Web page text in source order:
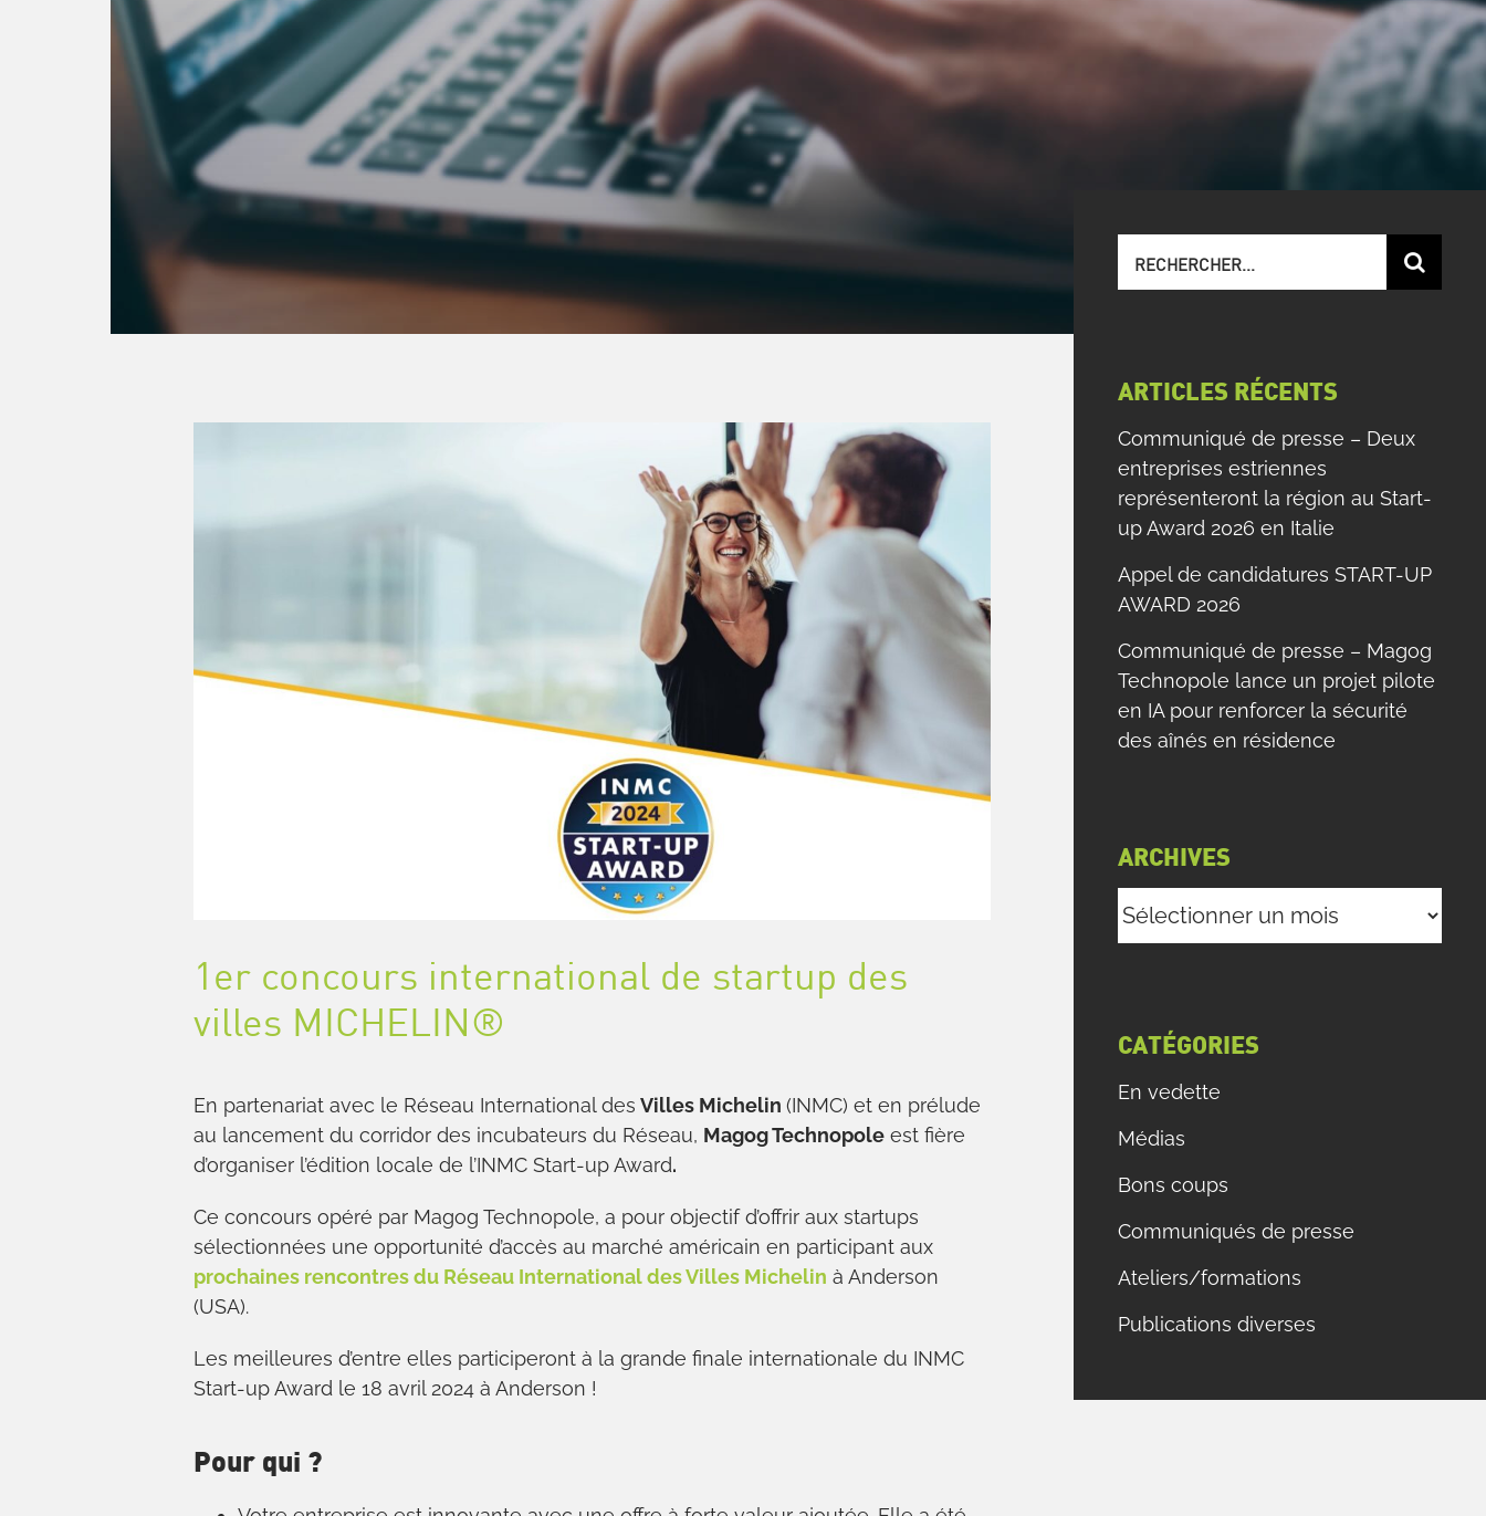
1er concours international de startup des
villes MICHELIN®
En partenariat avec le Réseau International des Villes Michelin (INMC) et en prélude
au lancement du corridor des incubateurs du Réseau, Magog Technopoleest fière
d’organiser l’édition locale de l’INMC Start-up Award.
Ce concours opéré par Magog Technopole, a pour objectif d’offrir aux startups
sélectionnées une opportunité d’accès au marché américain en participant aux
prochaines rencontres du Réseau International des Villes Michelin à Anderson
(USA).
Les meilleures d’entre elles participeront à la grande finale internationale du INMC
Start-up Award le 18 avril 2024à Anderson !
Pour qui ?
sur
ARTICLES RÉCENTS
Communiqué de presse – Deux
entreprises estriennes
représenteront la région au Start-
up Award 2026 en Italie
Appel de candidatures START-UP
AWARD 2026
Communiqué de presse – Magog
Technopole lance un projet pilote
en IA pour renforcer la sécurité
des aînés en résidence
ARCHIVES
Archives
CATÉGORIES
En vedette
Médias
Bons coups
Communiqués de presse
Ateliers/formations
Publications diverses